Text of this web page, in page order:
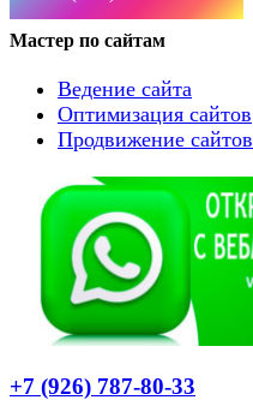
Мастер по сайтам
Ведение сайта
Оптимизация сайтов
Продвижение сайтов
+7 (926) 787-80-33